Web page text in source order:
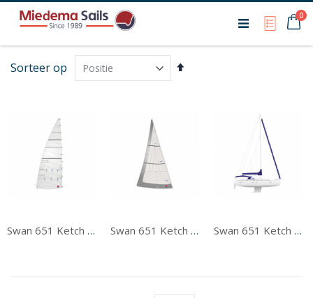
My0
Sorteer op
Van
Swan 651 Ketch Grootzeil Swan 651 Ketch Voorzeil Swan 651 Ketch Tentwerk